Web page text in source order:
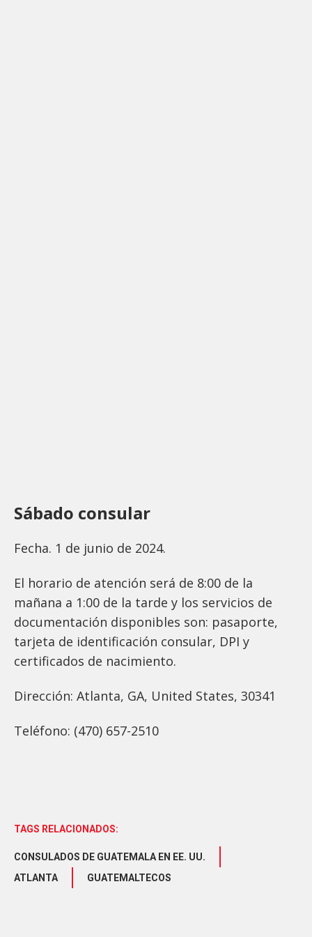
Sábado consular
Fecha. 1 de junio de 2024.
El horario de atención será de 8:00 de la
mañana a 1:00 de la tarde y los servicios de
documentación disponibles son: pasaporte,
tarjeta de identificación consular, DPI y
certificados de nacimiento.
Dirección: Atlanta, GA, United States, 30341
Teléfono: (470) 657-2510
TAGS RELACIONADOS:
CONSULADOS DE GUATEMALA EN EE. UU.
ATLANTA
GUATEMALTECOS